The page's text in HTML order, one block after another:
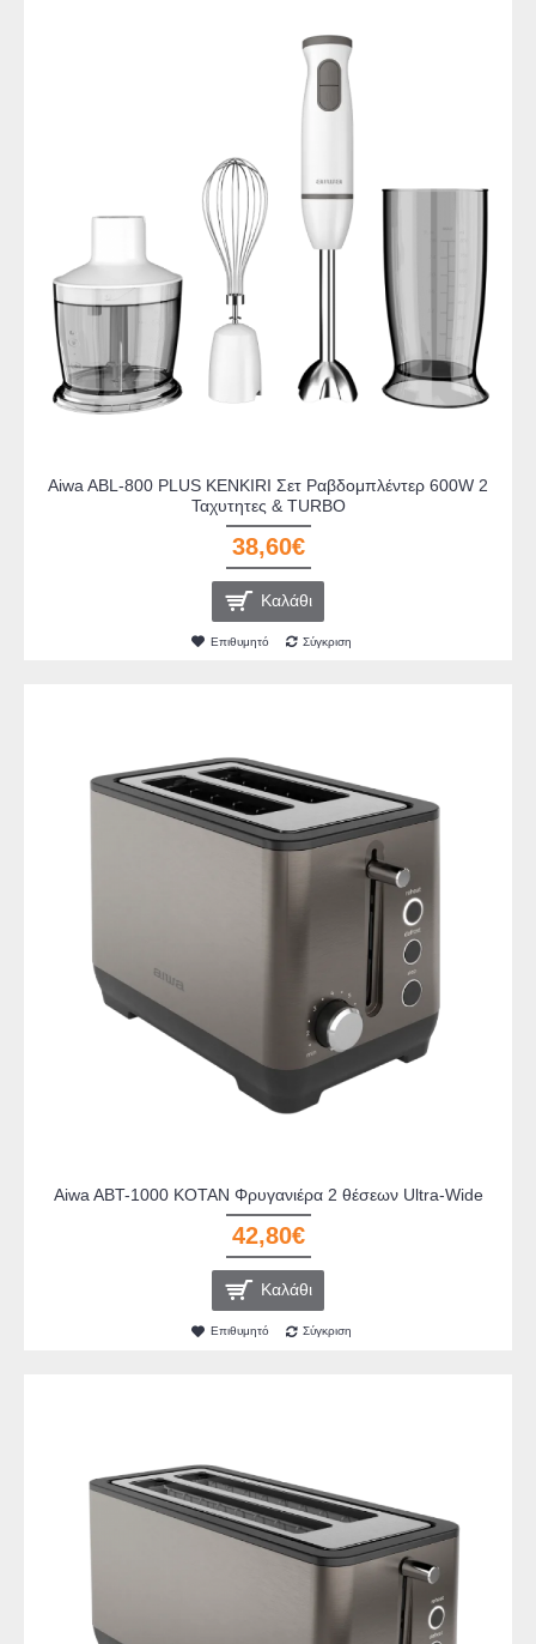
Aiwa ABL-800 PLUS KENKIRI Σετ Ραβδομπλέντερ 600W 2
Ταχυτητες & TURBO
38,60€
Καλάθι
Επιθυμητό Σύγκριση
Aiwa ABT-1000 KOTAN Φρυγανιέρα 2 θέσεων Ultra-Wide
42,80€
Καλάθι
Επιθυμητό Σύγκριση